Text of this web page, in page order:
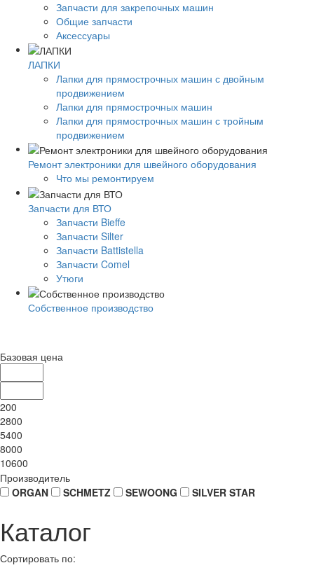
Запчасти для закрепочных машин
Общие запчасти
Аксессуары
ЛАПКИ
Лапки для прямострочных машин с двойным
продвижением
Лапки для прямострочных машин
Лапки для прямострочных машин с тройным
продвижением
Ремонт электроники для швейного оборудования
Что мы ремонтируем
Запчасти для ВТО
Запчасти Bieffe
Запчасти Silter
Запчасти Battistella
Запчасти Comel
Утюги
Собственное производство
Базовая цена
200
2800
5400
8000
10600
Производитель
ORGAN
SCHMETZ SEWOONG SILVER STAR
Каталог
Сортировать по: